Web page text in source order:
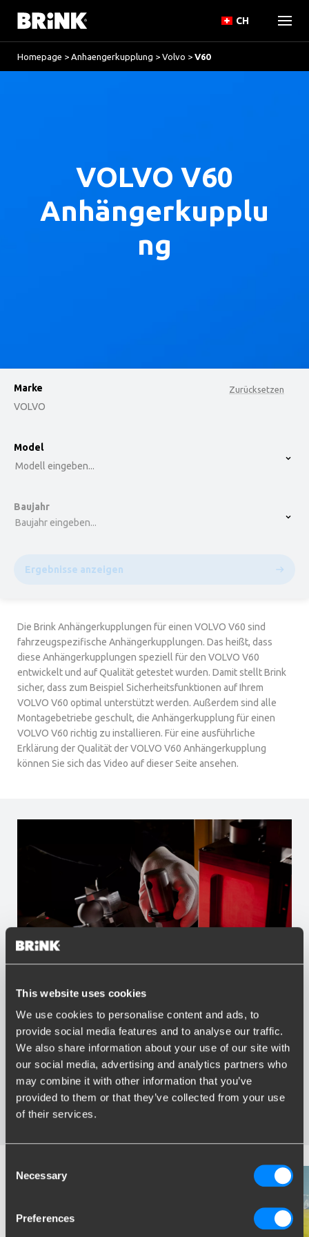
This website uses cookies
We use cookies to personalise content and ads, to
provide social media features and to analyse our traffic.
We also share information about your use of our site with
our social media, advertising and analytics partners who
may combine it with other information that you’ve
provided to them or that they’ve collected from your use
of their services.
Selection
Necessary
Preferences
CH
Homepage > Anhaengerkupplung > Volvo > V60
VOLVO V60
Anhängerkupplu
ng
Zurücksetzen
Marke
VOLVO
option , selected.
Model
Modell eingeben...
Baujahr
Baujahr eingeben...
Ergebnisse anzeigen
Die Brink Anhängerkupplungen für einen VOLVO V60 sind
fahrzeugspezifische Anhängerkupplungen. Das heißt, dass
diese Anhängerkupplungen speziell für den VOLVO V60
entwickelt und auf Qualität getestet wurden. Damit stellt Brink
sicher, dass zum Beispiel Sicherheitsfunktionen auf Ihrem
VOLVO V60 optimal unterstützt werden. Außerdem sind alle
Montagebetriebe geschult, die Anhängerkupplung für einen
VOLVO V60 richtig zu installieren. Für eine ausführliche
Erklärung der Qualität der VOLVO V60 Anhängerkupplung
können Sie sich das Video auf dieser Seite ansehen.
Vorteile von Brink
Größter Sortiment Anhängerkupplungen
Speziell entwickelt und getestet für Ihr Auto
Sichere und zertifizierte Anhängerkupplungen
Montage in Ihrer Nähe
Verschiedene Anhängerkupplungen verfügbar für Sie:
starre, abnehmbare und schwenkbare